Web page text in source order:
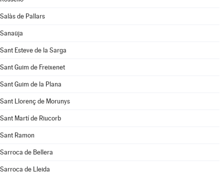
Salàs de Pallars
Sanaüja
Sant Esteve de la Sarga
Sant Guim de Freixenet
Sant Guim de la Plana
Sant Llorenç de Morunys
Sant Martí de Riucorb
Sant Ramon
Sarroca de Bellera
Sarroca de Lleida